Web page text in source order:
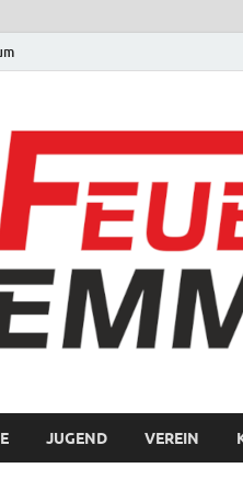
JUGEND VEREIN